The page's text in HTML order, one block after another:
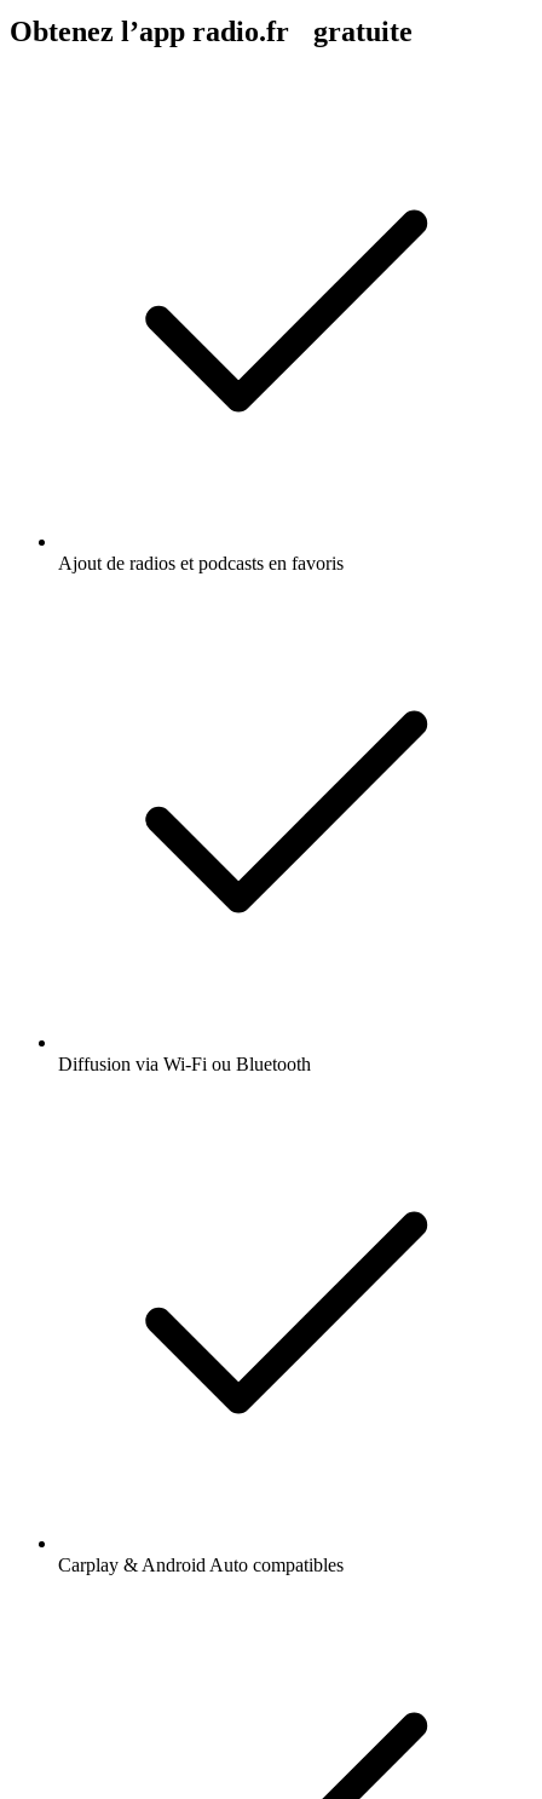
Obtenez l’app radio.fr gratuite
Ajout de radios et podcasts en favoris
Diffusion via Wi-Fi ou Bluetooth
Carplay & Android Auto compatibles